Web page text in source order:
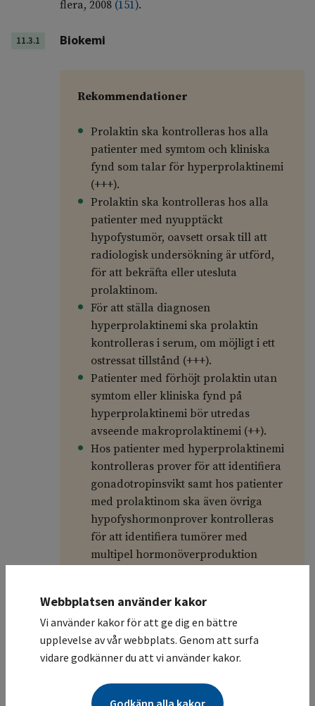
flera, 2008 (151).
11.3.1 Biokemi
Rekommendationer
Prolaktin ska kontrolleras hos alla
patienter med symtom och kliniska
fynd som talar för hyperprolaktinemi
(+++).
Prolaktin ska kontrolleras hos alla
patienter med nyupptäckt
hypofystumör, oavsett orsak till att
radiologisk undersökning är utförd,
för att bekräfta eller utesluta
prolaktinom.
För att ställa diagnosen
hyperprolaktinemi ska prolaktin
kontrolleras i serum, om möjligt i ett
ostressat tillstånd (+++).
Patienter med förhöjt prolaktin utan
symtom eller kliniska fynd på
hyperprolaktinemi bör utredas
avseende makroprolaktinemi (++).
Hos patienter med hyperprolaktinemi
kontrolleras prover för att identifiera
gonadotropinsvikt samt hos patienter
med prolaktinom ska även övriga
hypofyshormonprover kontrolleras
för att identifiera tumörer med
multipel hormonöverproduktion
screenas för hypofyssvikt.
En patient har hyperprolaktinemi när
prolaktinhalten överstiger referensintervallet
för den aktuella laboratoriemetoden.
Webbplatsen använder kakor
Vi använder kakor för att ge dig en bättre
upplevelse av vår webbplats. Genom att surfa
vidare godkänner du att vi använder kakor.
Godkänn alla kakor